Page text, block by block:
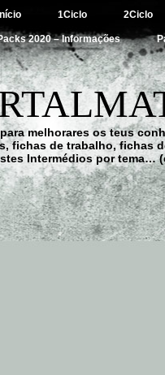
Início 1Ciclo 2Ciclo
2020 – Informações
melhorares os teus
fichas de trabalho, fichas
Intermédios por